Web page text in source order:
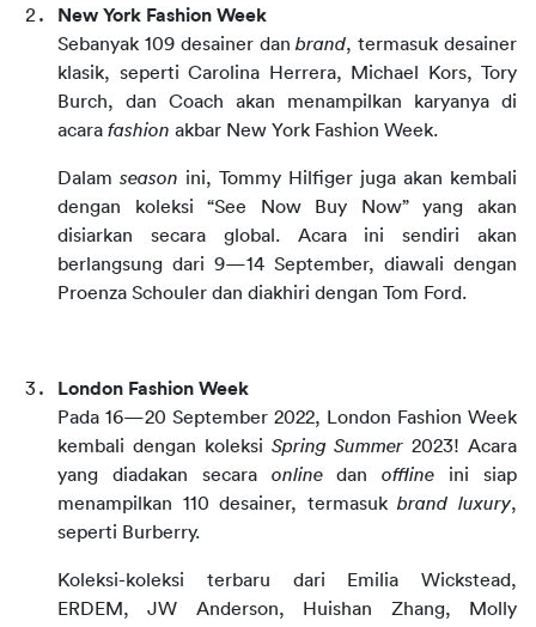
New York Fashion Week
Sebanyak 109 desainer dan brand, termasuk desainer
klasik, seperti Carolina Herrera, Michael Kors, Tory
Burch, dan Coach akan menampilkan karyanya di
acara fashion akbar New York Fashion Week.
Dalam season ini, Tommy Hilfiger juga akan kembali
dengan koleksi “See Now Buy Now” yang akan
disiarkan secara global. Acara ini sendiri akan
berlangsung dari 9—14 September, diawali dengan
Proenza Schouler dan diakhiri dengan Tom Ford.
London Fashion Week
Pada 16—20 September 2022, London Fashion Week
kembali dengan koleksi Spring Summer 2023! Acara
yang diadakan secara online dan offline ini siap
menampilkan 110 desainer, termasuk brand luxury,
seperti Burberry.
Koleksi-koleksi terbaru dari Emilia Wickstead,
ERDEM, JW Anderson, Huishan Zhang, Molly